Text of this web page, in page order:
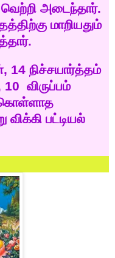
வெற்றி அடைந்தார்.
மாறியதும்
.
, 14 நிச்சயார்த்தம்
10 விருப்பம்
விக்கி பட்டியல்